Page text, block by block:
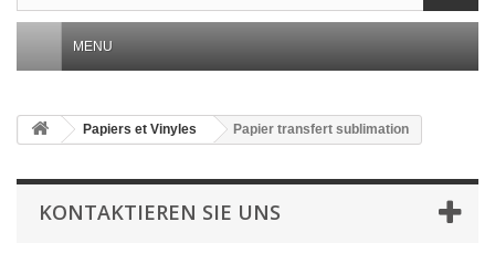
MENU
Papiers et Vinyles Papier transfert sublimation
KONTAKTIEREN SIE UNS